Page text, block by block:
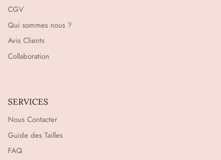
CGV
Qui sommes nous ?
Avis Clients
Collaboration
SERVICES
Nous Contacter
Guide des Tailles
FAQ